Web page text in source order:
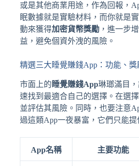
或是其他商業用途，作為回報，
眠數據就是實驗材料，而你就是
動來獲得加密貨幣獎勵 ，進一步
益，避免個資外洩的風險。
精選三大睡覺賺錢App：功能、
市面上的睡覺賺錢App琳瑯滿目
速找到最適合自己的選擇。在選
並評估其風險。同時，也要注意
過這類App一夜暴富，它們只能提
App名稱 主要功能